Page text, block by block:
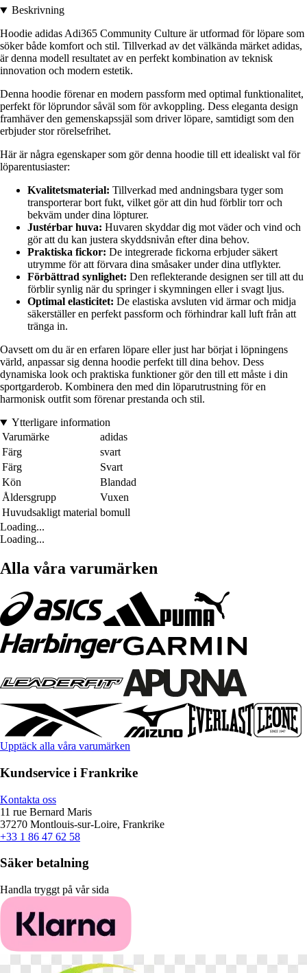
Beskrivning
Hoodie adidas Adi365 Community Culture är utformad för löpare som
söker både komfort och stil. Tillverkad av det välkända märket adidas,
är denna modell resultatet av en perfekt kombination av teknisk
innovation och modern estetik.
Denna hoodie förenar en modern passform med optimal funktionalitet,
perfekt för löprundor såväl som för avkoppling. Dess eleganta design
framhäver den gemenskapssjäl som driver löpare, samtidigt som den
erbjuder stor rörelsefrihet.
Här är några egenskaper som gör denna hoodie till ett idealiskt val för
löparentusiaster:
Kvalitetsmaterial: Tillverkad med andningsbara tyger som
transporterar bort fukt, vilket gör att din hud förblir torr och
bekväm under dina löpturer.
Justérbar huva: Huvaren skyddar dig mot väder och vind och
gör att du kan justera skyddsnivån efter dina behov.
Praktiska fickor: De integrerade fickorna erbjuder säkert
utrymme för att förvara dina småsaker under dina utflykter.
Förbättrad synlighet: Den reflekterande designen ser till att du
förblir synlig när du springer i skymningen eller i svagt ljus.
Optimal elasticitet: De elastiska avsluten vid ärmar och midja
säkerställer en perfekt passform och förhindrar kall luft från att
tränga in.
Oavsett om du är en erfaren löpare eller just har börjat i löpningens
värld, anpassar sig denna hoodie perfekt till dina behov. Dess
dynamiska look och praktiska funktioner gör den till ett måste i din
sportgarderob. Kombinera den med din löparutrustning för en
harmonisk outfit som förenar prestanda och stil.
Ytterligare information
Varumärke
adidas
Färg
svart
Färg
Svart
Kön
Blandad
Åldersgrupp
Vuxen
Huvudsakligt material bomull
Loading...
Loading...
Alla våra varumärken
Upptäck alla våra varumärken
Kundservice i Frankrike
Kontakta oss
11 rue Bernard Maris
37270 Montlouis-sur-Loire, Frankrike
+33 1 86 47 62 58
Säker betalning
Handla tryggt på vår sida